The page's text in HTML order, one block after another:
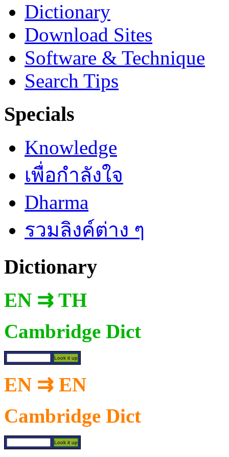
Dictionary
Download Sites
Software & Technique
Search Tips
Specials
Knowledge
เพื่อกำลังใจ
Dharma
รวมลิงค์ต่าง ๆ
Dictionary
EN ⇉ TH
Cambridge Dict
EN ⇉ EN
Cambridge Dict